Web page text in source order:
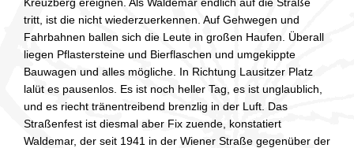
tritt, ist die nicht wiederzuerkennen. Auf Gehwegen und
Fahrbahnen ballen sich die Leute in großen Haufen. Überall
liegen Pflastersteine und Bierflaschen und umgekippte
Bauwagen und alles mögliche. In Richtung Lausitzer Platz
lalüt es pausenlos. Es ist noch heller Tag, es ist unglaublich,
und es riecht tränentreibend brenzlig in der Luft. Das
Straßenfest ist diesmal aber Fix zuende, konstatiert
Waldemar, der seit 1941 in der Wiener Straße gegenüber der